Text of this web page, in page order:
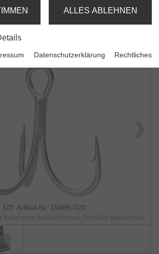
Treble Hook T60 XXH
1/2: Artikel-Nr. 15465-020
kann vom tatsächlichen Produkt abweichen.
ALLES ABLEHNEN
Datenschutzerklärung Rechtliches